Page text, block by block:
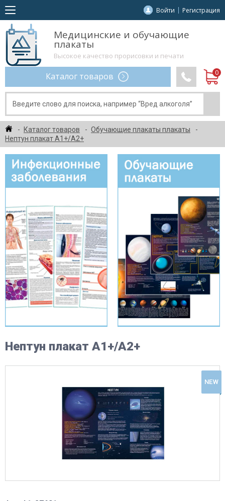
Войти Регистрация
Медицинские и обучающие
плакаты
Высокое качество прорисовки и печати
Каталог товаров
Каталог товаров
Обучающие плакаты плакаты
Нептун плакат A1+/A2+
Нептун плакат A1+/A2+
NEW